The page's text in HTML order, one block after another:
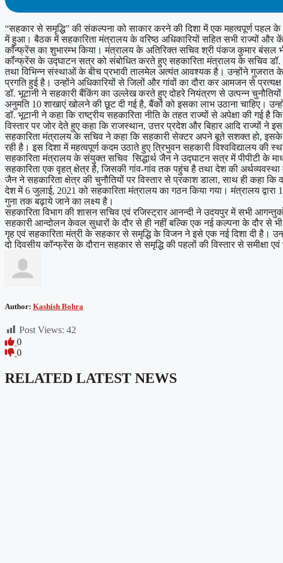
“सहकार से समृद्धि” की संकल्पना को साकार करने की दिशा में एक महत्वपूर्ण पहल के
में हुआ। बैठक में सहकारिता मंत्रालय के वरिष्ठ अधिकारियों सहित सभी राज्यों और
कॉंन्फ्रेंस का शुभारम्भ किया। मंत्रालय के अतिरिक्त सचिव श्री पंकज कुमार बंसल
कॉंन्फ्रेंस के उद्घाटन सत्र को संबोधित करते हुए सहकारिता मंत्रालय के सचिव
तथा विभिन्न संस्थाओं के बीच प्रभावी तालमेल अत्यंत आवश्यक है। उन्होंने गुजरात
प्रगति हुई है। उन्होंने अधिकारियों से जिलों और गांवों का दौरा कर आमजन से
डॉ. भूटानी ने सहकारी बैंकिंग का उल्लेख करते हुए दोहरे नियंत्रण से उत्पन्न
अनुमति 10 शाखाएं खोलने की छूट दी गई है, बैंकों को इसका लाभ उठाना चाहिए।
डॉ. भूटानी ने कहा कि राष्ट्रीय सहकारिता नीति के तहत राज्यों से अपेक्षा की
विस्तार पर जोर देते हुए कहा कि राजस्थान, उत्तर प्रदेश और बिहार आदि राज्यों ने
सहकारिता मंत्रालय के सचिव ने कहा कि सहकारी सेक्टर अपने बूते सशक्त हो, इसके
रही है। इस दिशा में महत्वपूर्ण कदम उठाते हुए त्रिभुवन सहकारी विश्वविद्यालय
सहकारिता मंत्रालय के संयुक्त सचिव सिद्धार्थ जैन ने उद्घाटन सत्र में पीपीटी के
सहकारिता एक वृहत् क्षेत्र है, जिसकी गांव-गांव तक पहुंच है तथा देश की अर्थव्यवस्था
जैन ने सहकारिता क्षेत्र की चुनौतियों पर विस्तार से प्रकाश डाला, साथ ही कहा
देश में 6 जुलाई, 2021 को सहकारिता मंत्रालय का गठन किया गया। मंत्रालय
गुना तक बढ़ाये जाने का लक्ष्य है।
सहकारिता विभाग की शासन सचिव एवं रजिस्ट्रार आनन्दी ने उदयपुर में सभी
सहकारी आन्दोलन केवल सुधारों के दौर से ही नहीं बल्कि एक नई कल्पना के दौर से
गृह एवं सहकारिता मंत्री के सहकार से समृद्धि के विजन ने इसे एक नई दिशा दी है।
दो दिवसीय कॉन्फ्रेंस के दौरान सहकार से समृद्धि की पहलों की विस्तार से समीक्षा एवं
Author: Kashish Bohra
Post Views: 42
0
0
RELATED LATEST NEWS